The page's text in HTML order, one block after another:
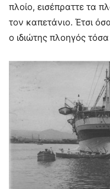
πλοίο, εισέπραττε τα
τον καπετάνιο. Έτσι
ο ιδιώτης πλοηγός